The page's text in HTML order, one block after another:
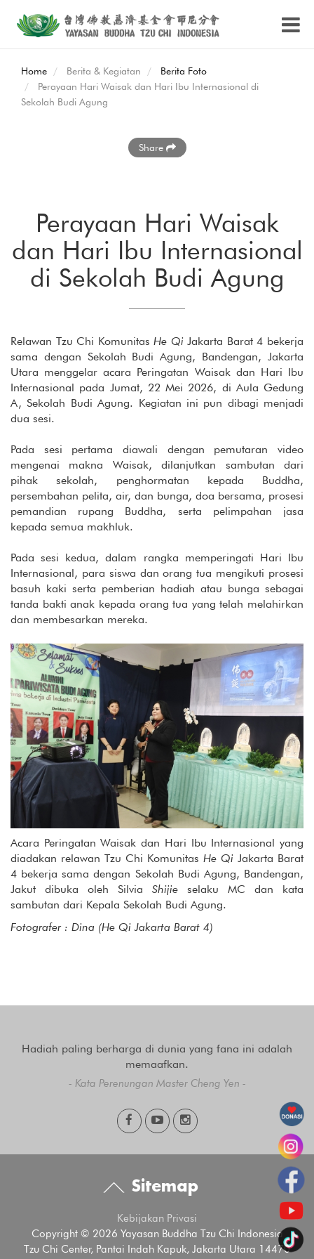
Home Berita & Kegiatan
Berita Foto
Perayaan Hari Waisak dan Hari Ibu Internasional di
Sekolah Budi Agung
Share
Perayaan Hari Waisak
dan Hari Ibu Internasional
di Sekolah Budi Agung
Relawan Tzu Chi KomunitasHe QiJakarta Barat 4 bekerja
sama dengan Sekolah Budi Agung, Bandengan, Jakarta
Utara menggelar acara Peringatan Waisak dan Hari Ibu
Internasional pada Jumat, 22 Mei 2026, di Aula Gedung
A, Sekolah Budi Agung. Kegiatan ini pun dibagi menjadi
dua sesi.
Pada sesi pertama diawali dengan pemutaran video
mengenai makna Waisak, dilanjutkan sambutan dari
pihak sekolah, penghormatan kepada Buddha,
persembahan pelita, air, dan bunga, doa bersama, prosesi
pemandian rupang Buddha, serta pelimpahan jasa
kepada semua makhluk.
Pada sesi kedua, dalam rangka memperingati Hari Ibu
Internasional, para siswa dan orang tua mengikuti prosesi
basuh kaki serta pemberian hadiah atau bunga sebagai
tanda bakti anak kepada orang tua yang telah melahirkan
dan membesarkan mereka.
Acara Peringatan Waisak dan Hari Ibu Internasional yang
diadakan relawan Tzu Chi Komunitas He Qi Jakarta Barat
4 bekerja sama dengan Sekolah Budi Agung, Bandengan,
Jakut dibuka oleh Silvia Shijie selaku MC dan kata
sambutan dari Kepala Sekolah Budi Agung.
Fotografer : Dina (He Qi Jakarta Barat 4)
Hadiah paling berharga di dunia yang fana ini adalah
memaafkan.
- Kata Perenungan Master Cheng Yen -
Sitemap
Kebijakan Privasi
Copyright © 2026 Yayasan Buddha Tzu Chi Indonesia
Tzu Chi Center, Pantai Indah Kapuk, Jakarta Utara 14470